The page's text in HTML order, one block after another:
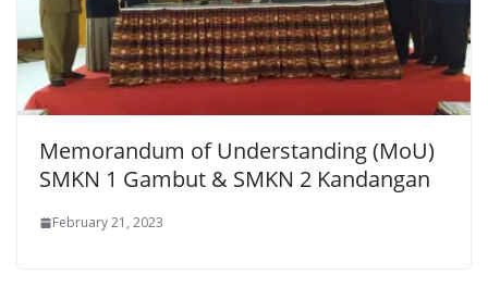
Memorandum of Understanding (MoU)
SMKN 1 Gambut & SMKN 2 Kandangan
February 21, 2023